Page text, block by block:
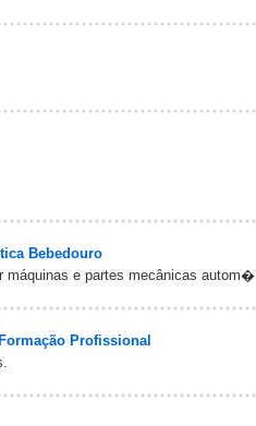
Bebedouro
máquinas e partes mecânicas autom�
Profissional